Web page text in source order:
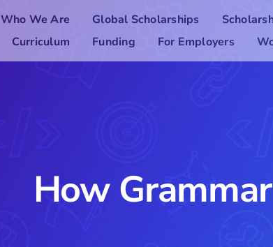
Who We Are Global Scholarships
Curriculum
Funding For Employers
How